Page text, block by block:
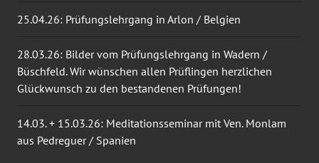
25.04.26: Prüfungslehrgang in Arlon / Belgien
28.03.26: Bilder vom Prüfungslehrgang in Wadern /
Büschfeld. Wir wünschen allen Prüflingen herzlichen
Glückwunsch zu den bestandenen Prüfungen!
14.03. + 15.03.26: Meditationsseminar mit Ven. Monlam
aus Pedreguer / Spanien